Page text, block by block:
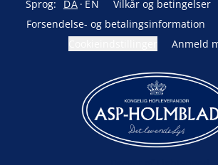
Sprog:
DA EN Vilkår og betingelser
Forsendelse- og betalingsinformation
Anmeld